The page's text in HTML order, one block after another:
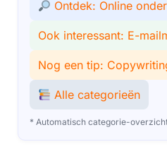
Ontdek: Online
Ook interessant: E-
Nog een tip:
Alle categorieën
* Automatisch categorie-